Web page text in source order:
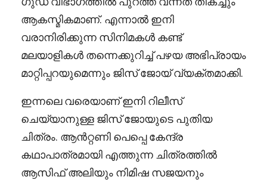
ആകസ്മികമാണ്. എന്നാൽ ഇനി
വരാനിരിക്കുന്ന സിനിമകൾ കണ്ട്
മലയാളികൾ തന്നെക്കുറിച്ച് പഴയ അഭിപ്രായം
മാറ്റിപ്പറയുമെന്നും ജിസ് ജോയ് വ്യക്തമാക്കി.
ഇന്നലെ വരെയാണ് ഇനി റിലീസ്
ചെയ്യാനുള്ള ജിസ് ജോയുടെ പുതിയ
ചിത്രം. ആൻറ്റണി പെപ്പെ കേന്ദ്ര
കഥാപാത്രമായി എത്തുന്ന ചിത്രത്തിൽ
ആസിഫ് അലിയും നിമിഷ സജയനും